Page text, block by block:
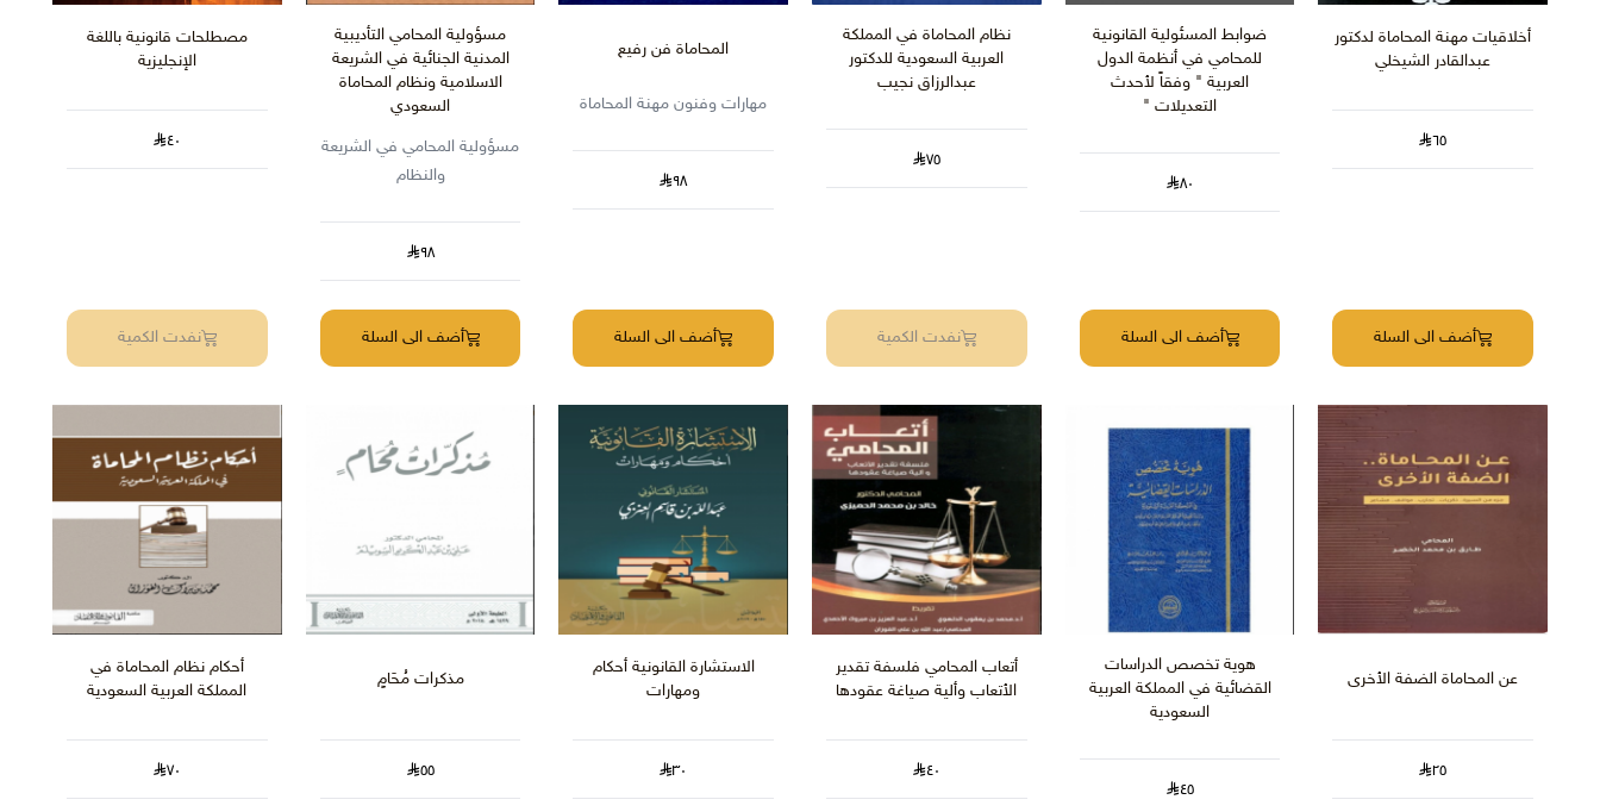
أخلاقيات مهنة المحاماة لدكتور
عبدالقادر الشيخلي
٦٥
أضف الى السلة
ضوابط المسئولية القانونية
للمحامي في أنظمة الدول
العربية " وفقاً لأحدث
التعديلات "
٨٠
أضف الى السلة
نظام المحاماة في المملكة
العربية السعودية للدكتور
عبدالرزاق نجيب
٧٥
نفدت الكمية
المحاماة فن رفيع
مهارات وفنون مهنة المحاماة
٩٨
أضف الى السلة
مسؤولية المحامي التأديبية
المدنية الجنائية في الشريعة
الاسلامية ونظام المحاماة
السعودي
مسؤولية المحامي في الشريعة
والنظام
٩٨
أضف الى السلة
مصطلحات قانونية باللغة
الإنجليزية
٤٠
نفدت الكمية
عن المحاماة الضفة الأخرى
٢٥
هوية تخصص الدراسات
القضائية في المملكة العربية
السعودية
٤٥
أتعاب المحامي فلسفة تقدير
الأتعاب وألية صياغة عقودها
٤٠
الاستشارة القانونية أحكام
ومهارات
٣٠
مذكرات مُحَامٍ
٥٥
أحكام نظام المحاماة في
المملكة العربية السعودية
٧٠